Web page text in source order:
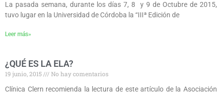
La pasada semana, durante los días 7, 8 y 9 de Octubre de 2015,
tuvo lugar en la Universidad de Córdoba la “IIIª Edición de
Leer más»
¿QUÉ ES LA ELA?
19 junio, 2015
No hay comentarios
Clínica Clern recomienda la lectura de este artículo de la Asociación